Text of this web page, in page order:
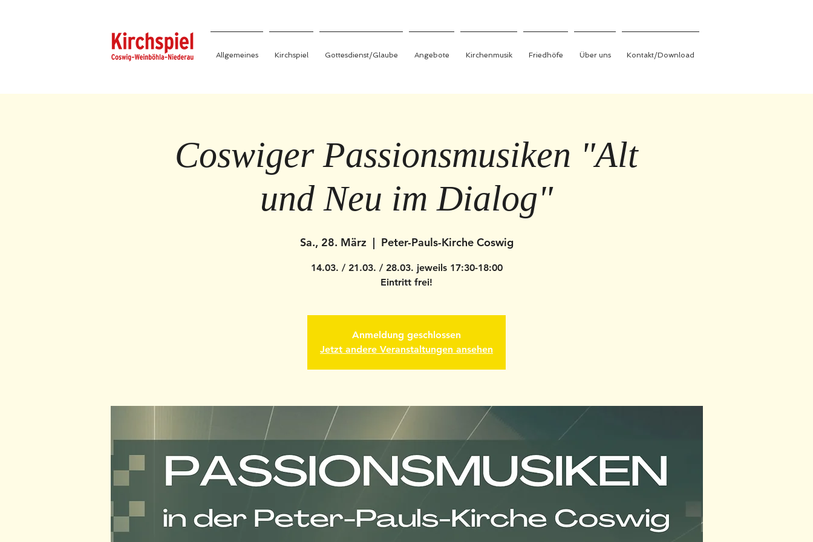
Allgemeines Kirchspiel Gottesdienst/Glaube Angebote Kirchenmusik Friedhöfe Über uns Kontakt/Download
Coswiger Passionsmusiken "Alt
und Neu im Dialog"
Sa., 28. März
  |
Peter-Pauls-Kirche Coswig
14.03. / 21.03. / 28.03. jeweils 17:30-18:00
Eintritt frei!
Anmeldung geschlossen
Jetzt andere Veranstaltungen ansehen